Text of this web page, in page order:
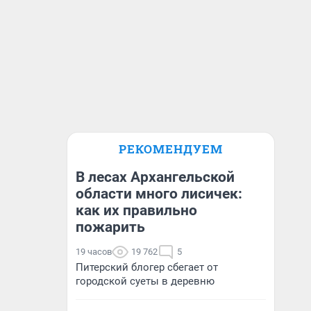
РЕКОМЕНДУЕМ
В лесах Архангельской
области много лисичек:
как их правильно
пожарить
19 часов 19 762 5
Питерский блогер сбегает от
городской суеты в деревню